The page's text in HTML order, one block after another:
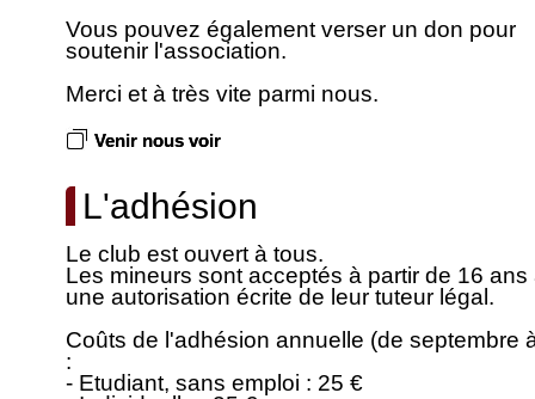
Vous pouvez également verser un don pour
soutenir l'association.
Merci et à très vite parmi nous.
Venir nous voir
L'adhésion
Le club est ouvert à tous.
Les mineurs sont acceptés à partir de 16 ans
une autorisation écrite de leur tuteur légal.
Coûts de l'adhésion annuelle (de septembre
:
- Etudiant, sans emploi : 25 €